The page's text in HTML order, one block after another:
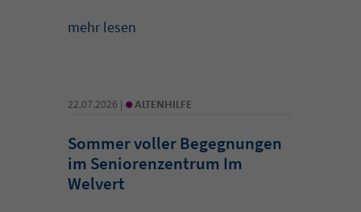
mehr lesen
22.07.2026 | • ALTENHILFE
Sommer voller Begegnungen
im Seniorenzentrum Im
Welvert